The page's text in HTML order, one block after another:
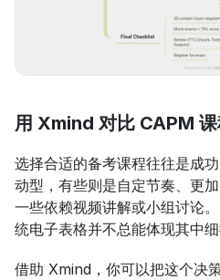
用 Xmind 对比 CAPM
选择合适的备考课程往往是成
动型，有些则是自定节奏、更
一些依赖视频讲解或小组讨论
统电子表格并不总能体现其中细
借助 Xmind，你可以把这个决